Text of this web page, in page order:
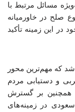
مسائل مرتبط با
صلح در خاورمیانه
در این زمینه تأکید
شد که مهم‌ترین محور
و دستیابی مردم
همچنین بر گسترش
در زمینه‌های